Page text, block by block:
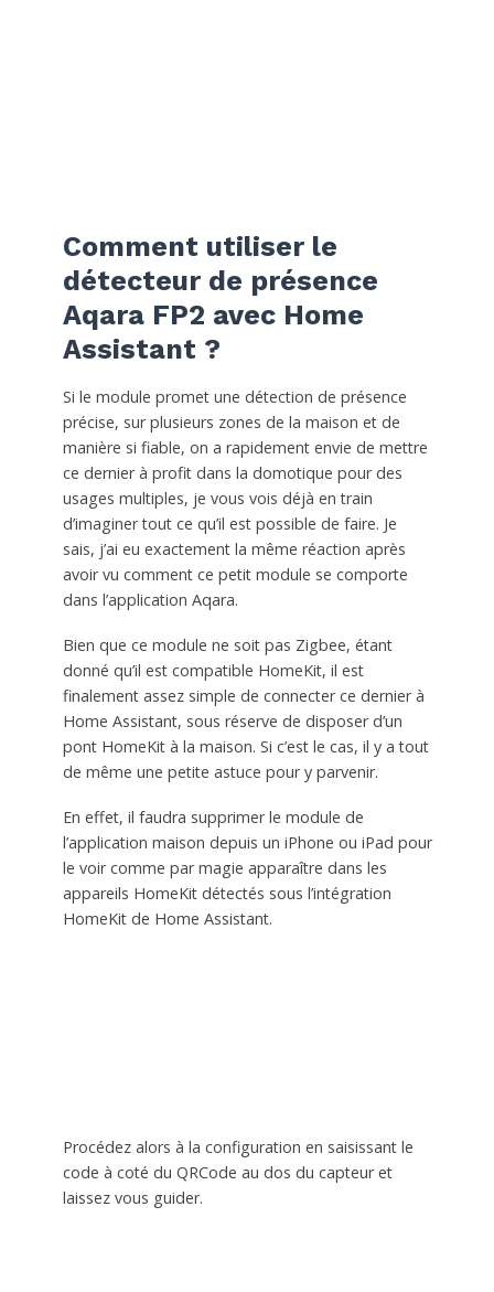
Comment utiliser le
détecteur de présence
Aqara FP2 avec Home
Assistant ?
Si le module promet une détection de présence
précise, sur plusieurs zones de la maison et de
manière si fiable, on a rapidement envie de mettre
ce dernier à profit dans la domotique pour des
usages multiples, je vous vois déjà en train
d’imaginer tout ce qu’il est possible de faire. Je
sais, j’ai eu exactement la même réaction après
avoir vu comment ce petit module se comporte
dans l’application Aqara.
Bien que ce module ne soit pas Zigbee, étant
donné qu’il est compatible HomeKit, il est
finalement assez simple de connecter ce dernier à
Home Assistant, sous réserve de disposer d’un
pont HomeKit à la maison. Si c’est le cas, il y a tout
de même une petite astuce pour y parvenir.
En effet, il faudra supprimer le module de
l’application maison depuis un iPhone ou iPad pour
le voir comme par magie apparaître dans les
appareils HomeKit détectés sous l’intégration
HomeKit de Home Assistant.
Procédez alors à la configuration en saisissant le
code à coté du QRCode au dos du capteur et
laissez vous guider.